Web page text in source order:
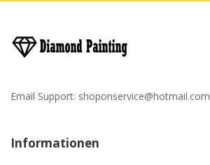
Email Support: shoponservice@hotmail.com
Informationen